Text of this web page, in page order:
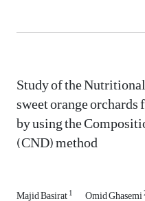
Study of the
sweet orange
by using the
(CND) method
Majid Basirat1 Omid Ghasemi